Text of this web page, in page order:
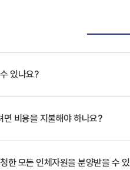
있나요?
면 비용을 지불해야 하나요?
한 모든 인체자원을 분양받을 수